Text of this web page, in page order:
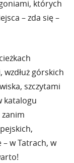
których
– zda się –
górskich
szczytami
katalogu
w Tatrach, w